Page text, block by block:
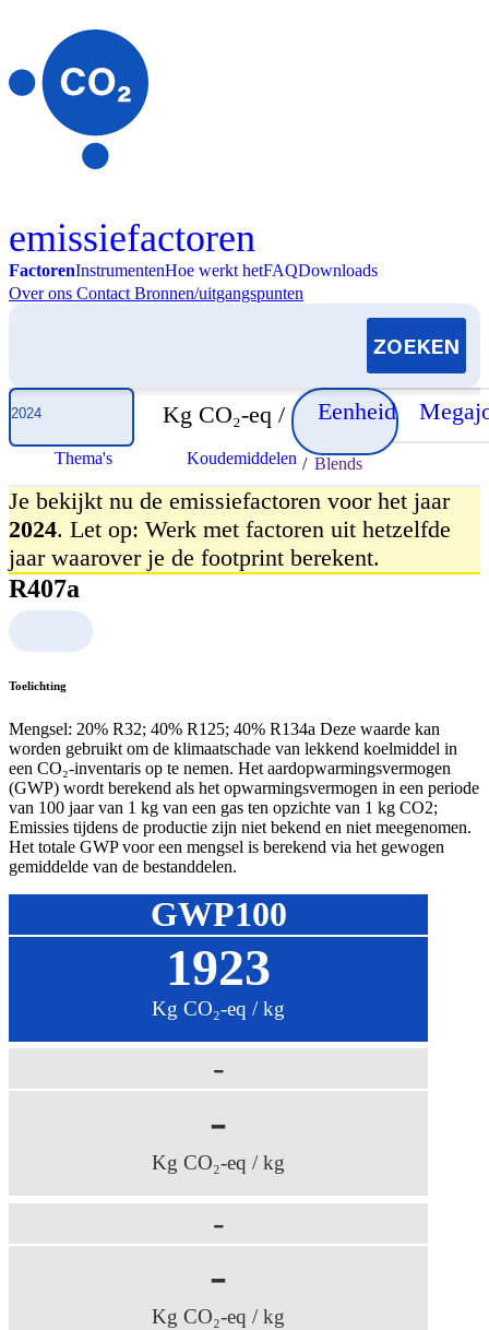
emissiefactoren
FactorenInstrumentenHoe werkt hetFAQDownloads
Over ons Contact Bronnen/uitgangspunten
Selecteer jaar
Kg CO₂-eq / Eenheid
Thema's Koudemiddelen / Blends
Je bekijkt nu de emissiefactoren voor het jaar
2024. Let op: Werk met factoren uit hetzelfde
jaar waarover je de footprint berekent.
R407a
Toelichting
Mengsel: 20% R32; 40% R125; 40% R134a Deze waarde kan
worden gebruikt om de klimaatschade van lekkend koelmiddel in
een CO₂‑inventaris op te nemen. Het aardopwarmingsvermogen
(GWP) wordt berekend als het opwarmingsvermogen in een periode
van 100 jaar van 1 kg van een gas ten opzichte van 1 kg CO2;
Emissies tijdens de productie zijn niet bekend en niet meegenomen.
Het totale GWP voor een mengsel is berekend via het gewogen
gemiddelde van de bestanddelen.
GWP100
1923
Kg CO₂-eq / kg
-
-
Kg CO₂-eq / kg
-
-
Kg CO₂-eq / kg